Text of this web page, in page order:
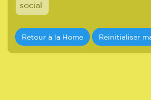
social
Retour à la Home Reinitialiser